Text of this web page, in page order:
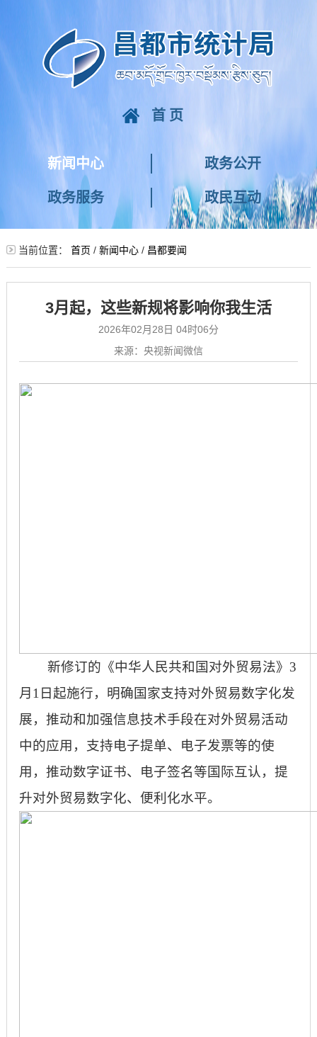
首页
新闻中心 政务公开
政务服务 政民互动
当前位置： 首页 / 新闻中心/ 昌都要闻
3月起，这些新规将影响你我生活
2026年02月28日 04时06分
来源：央视新闻微信
新修订的《中华人民共和国对外贸易法》 3
月1日起施行，明确国家支持对外贸易数字化发
展，推动和加强信息技术手段在对外贸易活动
中的应用，支持电子提单、电子发票等的使
用，推动数字证书、电子签名等国际互认，提
升对外贸易数字化、便利化水平。